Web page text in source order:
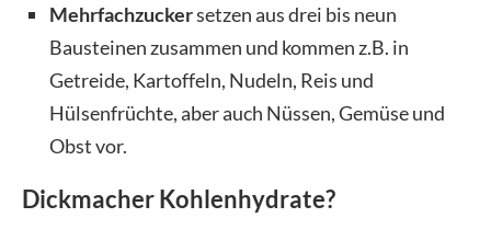
Mehrfachzuckersetzen aus drei bis neun
Bausteinen zusammen und kommen z.B. in
Getreide, Kartoffeln, Nudeln, Reis und
Hülsenfrüchte, aber auch Nüssen, Gemüse und
Obst vor.
Dickmacher Kohlenhydrate?